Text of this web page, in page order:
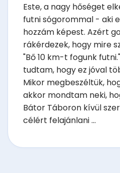
Este, a nagy hőséget
futni sógorommal - aki
hozzám képest. Azért
rákérdezek, hogy mire
"Bő 10 km-t fogunk
tudtam, hogy ez jóval
Mikor megbeszéltük,
akkor mondtam neki,
Bátor Táboron kívül
célért felajánlani ...